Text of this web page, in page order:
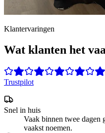
Klantervaringen
Wat klanten het
Trustpilot
Snel in huis
Vaak binnen twee dagen
vaakst noemen.